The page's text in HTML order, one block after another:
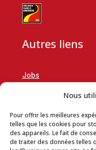
Nous
Pour offrir les meilleures
telles que les cookies pour
des appareils. Le fait de
de traiter des données telles
Autres liens
Jobs
Données de
Conditions